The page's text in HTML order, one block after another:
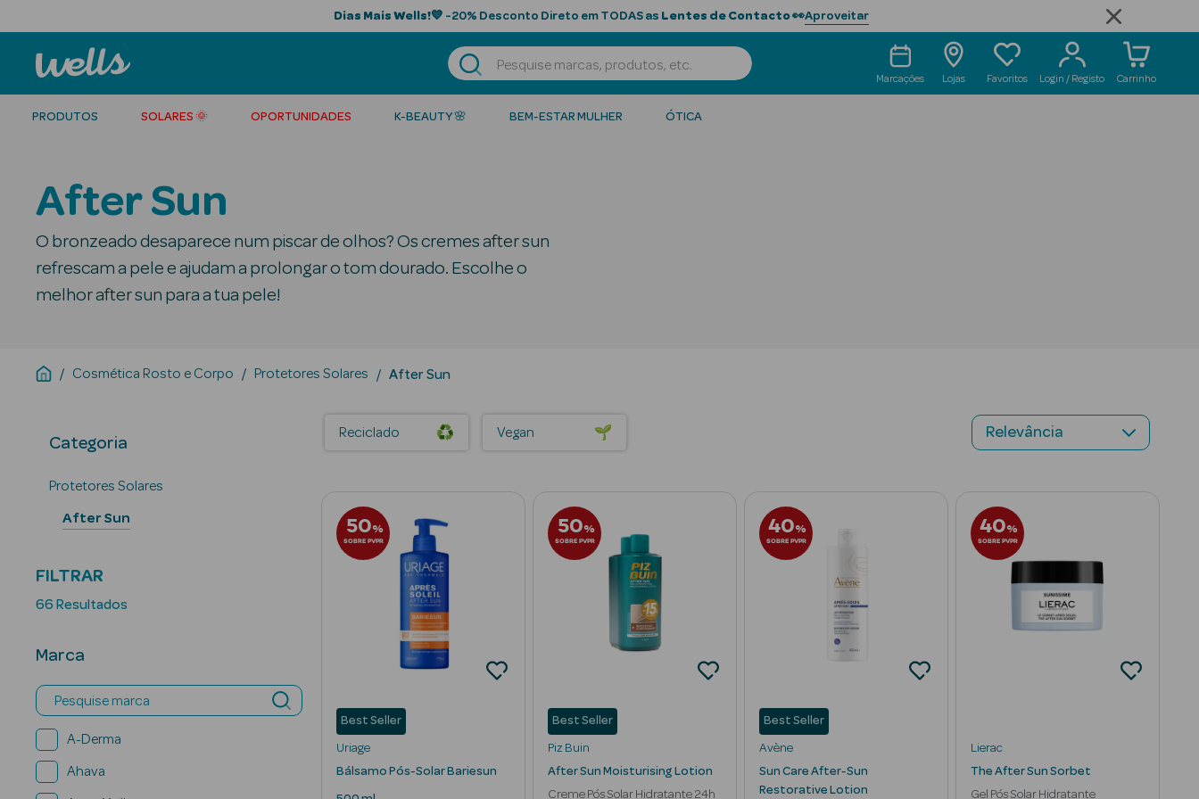
Dias Mais Wells!💙 -20% Desconto Direto em TODAS as Lentes de Contacto👀Aproveitar
Marcações Lojas Favoritos Login / Registo Carrinho
PRODUTOS SOLARES 🌞 OPORTUNIDADES K-BEAUTY 🌸 BEM-ESTAR MULHER ÓTICA
After Sun
O bronzeado desaparece num piscar de olhos? Os cremes after sun
refrescam a pele e ajudam a prolongar o tom dourado. Escolhe o
melhor after sun para a tua pele!
Cosmética Rosto e Corpo Protetores Solares After Sun
Categoria
Protetores Solares
After Sun
FILTRAR
66 Resultados
Marca
Pesquise marca
A-Derma
Ahava
Reciclado Vegan
50%
SOBRE PVPR
Best Seller
Uriage
Bálsamo Pós-Solar Bariesun
50%
SOBRE PVPR
Best Seller
Piz Buin
After Sun Moisturising Lotion
Creme Pós Solar Hidratante 24h
40%
SOBRE PVPR
Best Seller
Avène
Sun Care After-Sun
Restorative Lotion
40%
SOBRE PVPR
Lierac
The After Sun Sorbet
Gel Pós Solar Hidratante